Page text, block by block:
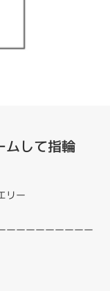
ムして指輪
リー
ーーーーーーーーー